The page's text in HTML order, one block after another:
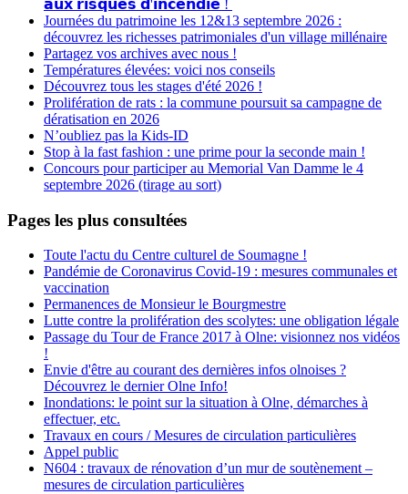
𝗮𝘂𝘅 𝗿𝗶𝘀𝗾𝘂𝗲𝘀 𝗱'𝗶𝗻𝗰𝗲𝗻𝗱𝗶𝗲 !
Journées du patrimoine les 12&13 septembre 2026 :
découvrez les richesses patrimoniales d'un village millénaire
Partagez vos archives avec nous !
Températures élevées: voici nos conseils
Découvrez tous les stages d'été 2026 !
Prolifération de rats : la commune poursuit sa campagne de
dératisation en 2026
N’oubliez pas la Kids-ID
Stop à la fast fashion : une prime pour la seconde main !
Concours pour participer au Memorial Van Damme le 4
septembre 2026 (tirage au sort)
Pages les plus consultées
Toute l'actu du Centre culturel de Soumagne !
Pandémie de Coronavirus Covid-19 : mesures communales et
vaccination
Permanences de Monsieur le Bourgmestre
Lutte contre la prolifération des scolytes: une obligation légale
Passage du Tour de France 2017 à Olne: visionnez nos vidéos
!
Envie d'être au courant des dernières infos olnoises ?
Découvrez le dernier Olne Info!
Inondations: le point sur la situation à Olne, démarches à
effectuer, etc.
Travaux en cours / Mesures de circulation particulières
Appel public
N604 : travaux de rénovation d’un mur de soutènement –
mesures de circulation particulières